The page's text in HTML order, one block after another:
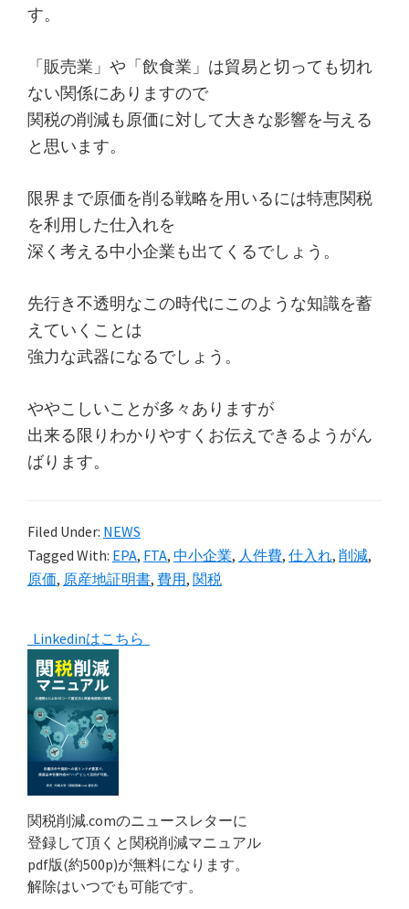
す。
「販売業」や「飲食業」は貿易と切っても切れ
ない関係にありますので
関税の削減も原価に対して大きな影響を与える
と思います。
限界まで原価を削る戦略を用いるには特恵関税
を利用した仕入れを
深く考える中小企業も出てくるでしょう。
先行き不透明なこの時代にこのような知識を蓄
えていくことは
強力な武器になるでしょう。
ややこしいことが多々ありますが
出来る限りわかりやすくお伝えできるようがん
ばります。
Filed Under: NEWS
Tagged With: EPA, FTA, 中小企業, 人件費, 仕入れ, 削減,
原価, 原産地証明書, 費用, 関税
Primary
Sidebar
Linkedinはこちら
関税削減.comのニュースレターに
登録して頂くと関税削減マニュアル
pdf版(約500p)が無料になります。
解除はいつでも可能です。